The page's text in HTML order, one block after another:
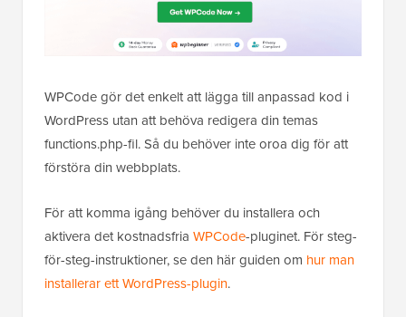
WPCode gör det enkelt att lägga till anpassad kod i
WordPress utan att behöva redigera din temas
functions.php-fil. Så du behöver inte oroa dig för att
förstöra din webbplats.
För att komma igång behöver du installera och
aktivera det kostnadsfria WPCode-pluginet. För steg-
för-steg-instruktioner, se den här guiden om hur man
installerar ett WordPress-plugin.